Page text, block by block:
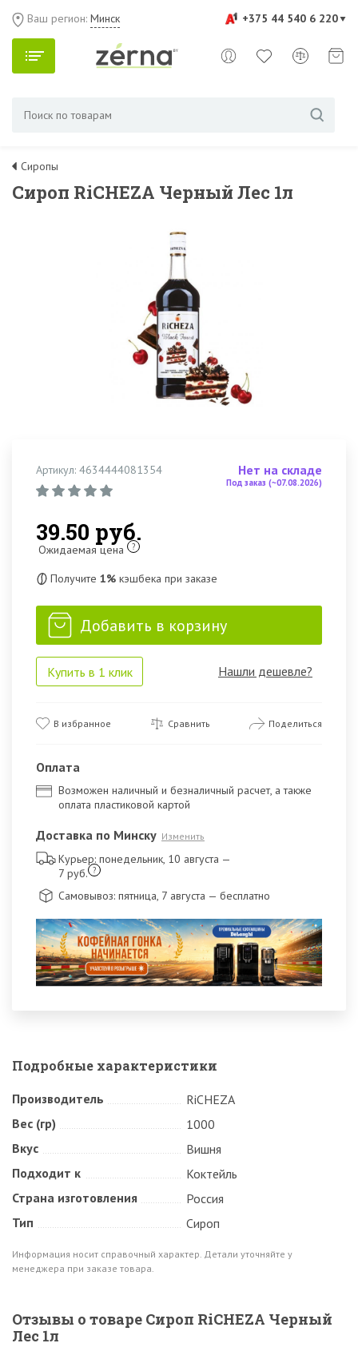
+375 44 540 6 220
Ваш регион: Минск
Сиропы
Сироп RiCHEZA Черный Лес 1л
Артикул: 4634444081354 Нет на складе
Под заказ (~07.08.2026)
39.50 руб.
Ожидаемая цена ?
Получите 1% кэшбека при заказе
Добавить в корзину
Купить в 1 клик Нашли дешевле?
В избранное Сравнить Поделиться
Оплата
Возможен наличный и безналичный расчет, а также
оплата пластиковой картой
Доставка по Минску Изменить
Курьер: понедельник, 10 августа —
7 руб. ?
Самовывоз: пятница, 7 августа — бесплатно
Подробные характеристики
Производитель
RiCHEZA
Вес (гр)
1000
Вкус
Вишня
Подходит к
Коктейль
Страна изготовления
Россия
Тип
Сироп
Информация носит справочный характер. Детали уточняйте у
менеджера при заказе товара.
Отзывы о товаре Сироп RiCHEZA Черный
Лес 1л